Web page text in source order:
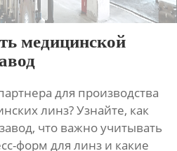
медицинской
для производства
линз? Узнайте, как
что важно учитывать
форм для линз и какие